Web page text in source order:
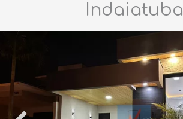
Indaiatuba